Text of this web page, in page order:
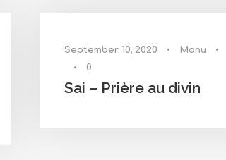
September 10, 2020 • Manu •
•
0
Sai – Prière au divin